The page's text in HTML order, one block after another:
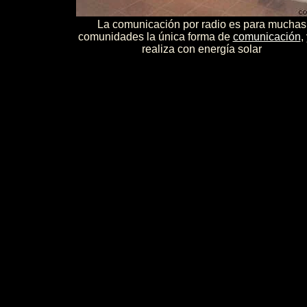
La comunicación por radio es para muchas
comunidades la única forma de comunicación,
realiza con energía solar